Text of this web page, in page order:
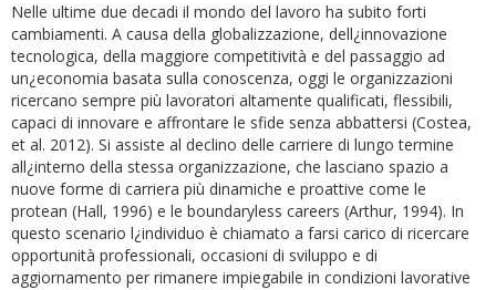
Nelle ultime due decadi il mondo del lavoro ha subito forti
cambiamenti. A causa della globalizzazione, dell¿innovazione
tecnologica, della maggiore competitività e del passaggio ad
un¿economia basata sulla conoscenza, oggi le organizzazioni
ricercano sempre più lavoratori altamente qualificati, flessibili,
capaci di innovare e affrontare le sfide senza abbattersi (Costea,
et al. 2012). Si assiste al declino delle carriere di lungo termine
all¿interno della stessa organizzazione, che lasciano spazio a
nuove forme di carriera più dinamiche e proattive come le
protean (Hall, 1996) e le boundaryless careers (Arthur, 1994). In
questo scenario l¿individuo è chiamato a farsi carico di ricercare
opportunità professionali, occasioni di sviluppo e di
aggiornamento per rimanere impiegabile in condizioni lavorative